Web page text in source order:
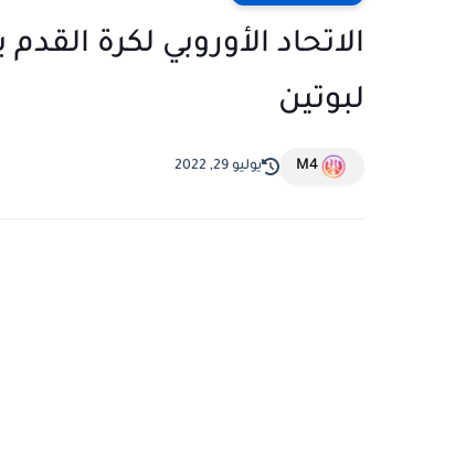
الاتحاد الأوروبي لكرة
لبوتين
M4 يوليو 29, 2022